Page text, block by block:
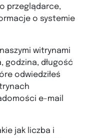
przeglądarce,
o systemie
witrynami
godzina, długość
odwiedziłeś
e-mail
jak liczba i